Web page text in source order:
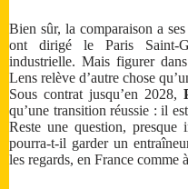
Bien sûr, la comparaison a
ont dirigé le Paris Saint-
industrielle. Mais figurer
Lens relève d’autre chose
Sous contrat jusqu’en 2028,
qu’une transition réussie : il
Reste une question,
pourra-t-il garder un
les regards, en France comme